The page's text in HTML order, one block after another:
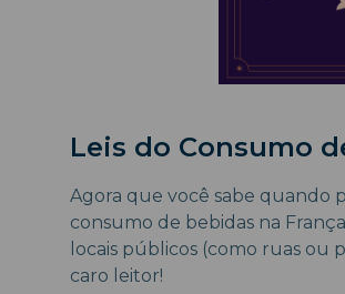
Leis do Consumo
Agora que você sabe quando
consumo de bebidas na
locais públicos (como ruas
caro leitor!